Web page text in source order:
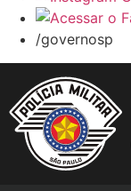
/governosp